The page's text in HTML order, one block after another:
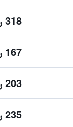
318 ﷼
167 ﷼
203 ﷼
235 ﷼